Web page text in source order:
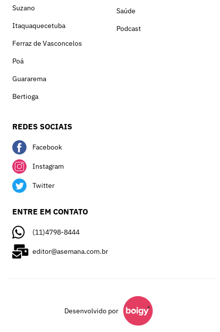
Suzano
Itaquaquecetuba
Ferraz de Vasconcelos
Poá
Guararema
Bertioga
Saúde
Podcast
REDES SOCIAIS
Facebook
Instagram
Twitter
ENTRE EM CONTATO
(11)4798-8444
editor@asemana.com.br
Desenvolvido por